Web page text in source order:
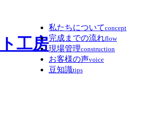
私たちについてconcept
完成までの流れflow
現場管理construction
お客様の声voice
豆知識tips